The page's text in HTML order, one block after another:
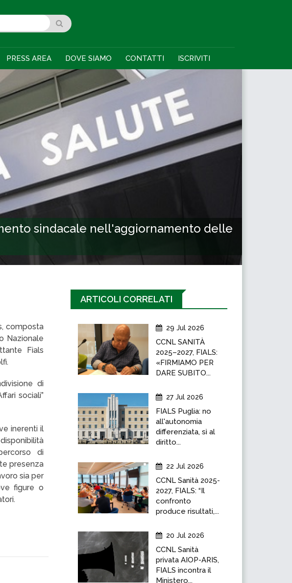
PRESS AREA DOVE SIAMO CONTATTI ISCRIVITI
sindacale nell'aggiornamento delle
composta
Nazionale
Fials
di
sociali”
inerenti il
di
presenza
sia per
figure o
ARTICOLI CORRELATI
29 Jul 2026
CCNL SANITÀ
2025–2027, FIALS:
«FIRMIAMO PER
DARE SUBITO...
27 Jul 2026
FIALS Puglia: no
all'autonomia
differenziata, sì al
diritto...
22 Jul 2026
CCNL Sanità 2025-
2027, FIALS: “Il
confronto
produce risultati,...
20 Jul 2026
CCNL Sanità
privata AIOP-ARIS,
FIALS incontra il
Ministero...